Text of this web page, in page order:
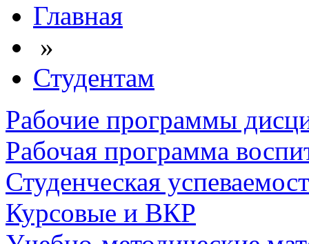
Главная
»
Студентам
Рабочие программы
Рабочая программа
Студенческая
Курсовые и ВКР